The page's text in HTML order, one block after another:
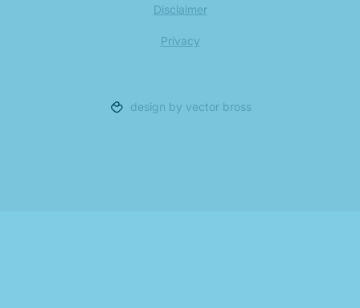
Disclaimer
Privacy
design by vector bross